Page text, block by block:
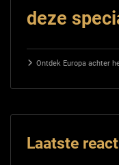
deze
Ontdek Europa achter
Laatste